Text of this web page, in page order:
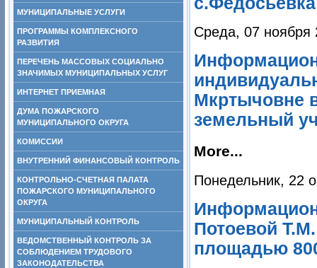
МУНИЦИПАЛЬНЫЕ УСЛУГИ
ПРОГРАММЫ КОМПЛЕКСНОГО
РАЗВИТИЯ
ПЕРЕЧЕНЬ МАССОВЫХ СОЦИАЛЬНО
ЗНАЧИМЫХ МУНИЦИПАЛЬНЫХ УСЛУГ
ИНТЕРНЕТ ПРИЕМНАЯ
ДУМА ПОЖАРСКОГО
МУНИЦИПАЛЬНОГО ОКРУГА
КОМИССИИ
ВНУТРЕННИЙ ФИНАНСОВЫЙ КОНТРОЛЬ
КОНТРОЛЬНО-СЧЕТНАЯ ПАЛАТА
ПОЖАРСКОГО МУНИЦИПАЛЬНОГО
ОКРУГА
МУНИЦИПАЛЬНЫЙ КОНТРОЛЬ
ВЕДОМСТВЕННЫЙ КОНТРОЛЬ ЗА
СОБЛЮДЕНИЕМ ТРУДОВОГО
ЗАКОНОДАТЕЛЬСТВА
Среда, 07 ноября
Мкртычовне
земельный
More...
Понедельник, 22
Потоевой
площадью